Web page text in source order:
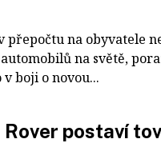
přepočtu na obyvatele
na světě,
boji o novou...
Rover postaví